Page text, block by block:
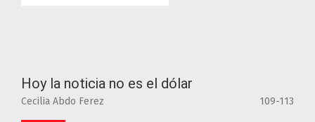
Hoy la noticia no es el dólar
Cecilia Abdo Ferez 109-113